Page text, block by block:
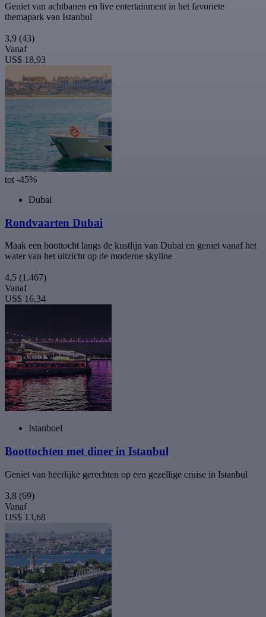
Geniet van achtbanen en live entertainment in het favoriete
themapark van Istanbul
3,9 (43)
Vanaf
US$ 18,93
tot -45%
Dubai
Rondvaarten Dubai
Maak een boottocht langs de kustlijn van Dubai en geniet vanaf het
water van het uitzicht op de moderne skyline
4,5 (1.467)
Vanaf
US$ 16,34
Istanboel
Boottochten met diner in Istanbul
Geniet van heerlijke gerechten op een gezellige cruise in Istanbul
3,8 (69)
Vanaf
US$ 13,68